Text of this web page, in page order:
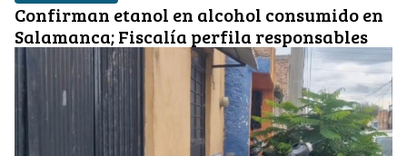
Confirman etanol en alcohol consumido en
Salamanca; Fiscalía perfila responsables